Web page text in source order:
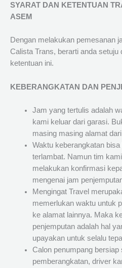
SYARAT DAN KETENTUAN
ASEM
Dengan melakukan pemesanan
Calista Trans, berarti anda
ketentuan ini.
KEBERANGKATAN DAN
Jam yang tertulis adalah
kami keluar dari garasi.
masing masing alamat
Waktu keberangkatan
terlambat. Namun tim
melakukan konfirmasi
mengenai jam
Mengingat Travel
memerlukan waktu untuk
ke alamat lainnya. Maka
penjemputan adalah hal
upayakan untuk selalu
Calon penumpang bersiap
pemberangkatan, driver